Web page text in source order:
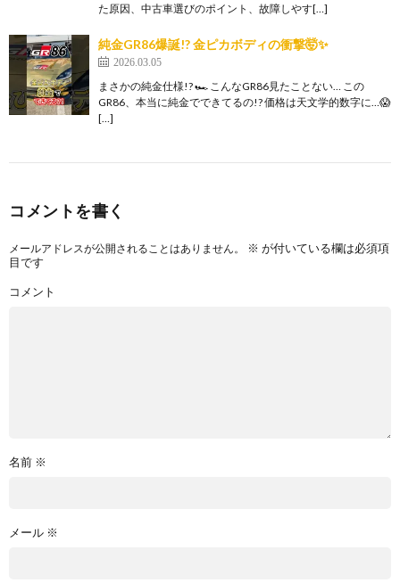
た原因、中古車選びのポイント、故障しやす[…]
純金GR86爆誕!? 金ピカボディの衝撃🤯✨
2026.03.05
まさかの純金仕様!? 🏎️ こんなGR86見たことない… この
GR86、本当に純金でできてるの!? 価格は天文学的数字に…😱
[…]
コメントを書く
メールアドレスが公開されることはありません。 ※ が付いている欄は必須項
目です
コメント
名前 ※
メール ※